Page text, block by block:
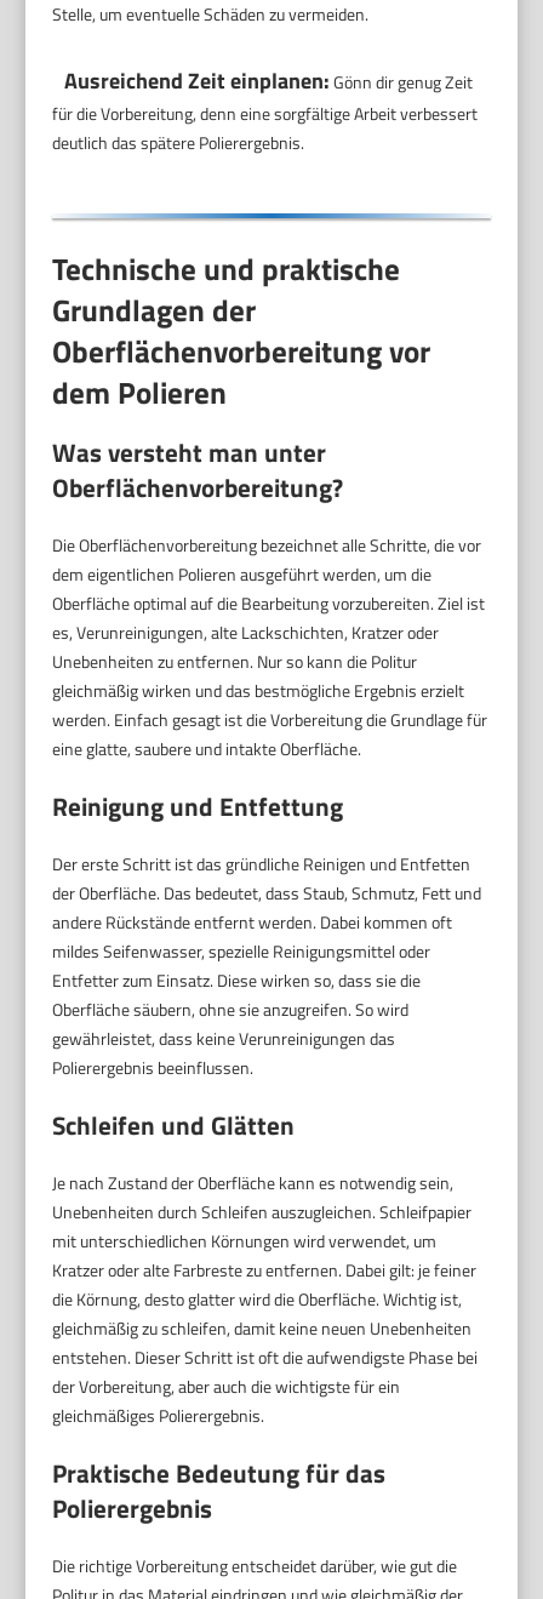
Stelle, um eventuelle Schäden zu vermeiden.
Ausreichend Zeit einplanen:Gönn dir genug Zeit
für die Vorbereitung, denn eine sorgfältige Arbeit verbessert
deutlich das spätere Polierergebnis.
Technische und praktische
Grundlagen der
Oberflächenvorbereitung vor
dem Polieren
Was versteht man unter
Oberflächenvorbereitung?
Die Oberflächenvorbereitung bezeichnet alle Schritte, die vor
dem eigentlichen Polieren ausgeführt werden, um die
Oberfläche optimal auf die Bearbeitung vorzubereiten. Ziel ist
es, Verunreinigungen, alte Lackschichten, Kratzer oder
Unebenheiten zu entfernen. Nur so kann die Politur
gleichmäßig wirken und das bestmögliche Ergebnis erzielt
werden. Einfach gesagt ist die Vorbereitung die Grundlage für
eine glatte, saubere und intakte Oberfläche.
Reinigung und Entfettung
Der erste Schritt ist das gründliche Reinigen und Entfetten
der Oberfläche. Das bedeutet, dass Staub, Schmutz, Fett und
andere Rückstände entfernt werden. Dabei kommen oft
mildes Seifenwasser, spezielle Reinigungsmittel oder
Entfetter zum Einsatz. Diese wirken so, dass sie die
Oberfläche säubern, ohne sie anzugreifen. So wird
gewährleistet, dass keine Verunreinigungen das
Polierergebnis beeinflussen.
Schleifen und Glätten
Je nach Zustand der Oberfläche kann es notwendig sein,
Unebenheiten durch Schleifen auszugleichen. Schleifpapier
mit unterschiedlichen Körnungen wird verwendet, um
Kratzer oder alte Farbreste zu entfernen. Dabei gilt: je feiner
die Körnung, desto glatter wird die Oberfläche. Wichtig ist,
gleichmäßig zu schleifen, damit keine neuen Unebenheiten
entstehen. Dieser Schritt ist oft die aufwendigste Phase bei
der Vorbereitung, aber auch die wichtigste für ein
gleichmäßiges Polierergebnis.
Praktische Bedeutung für das
Polierergebnis
Die richtige Vorbereitung entscheidet darüber, wie gut die